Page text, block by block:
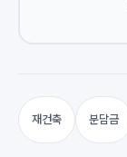
재건축 분담금